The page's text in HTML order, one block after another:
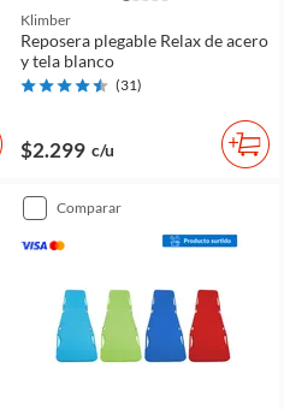
Klimber
Reposera plegable Relax de acero
y tela blanco
(31)
$2.299 c/u
comparar